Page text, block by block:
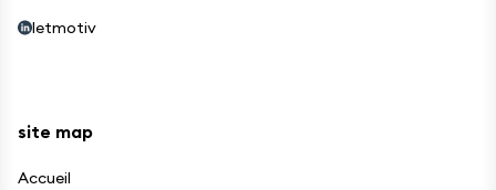
letmotiv
site map
Accueil